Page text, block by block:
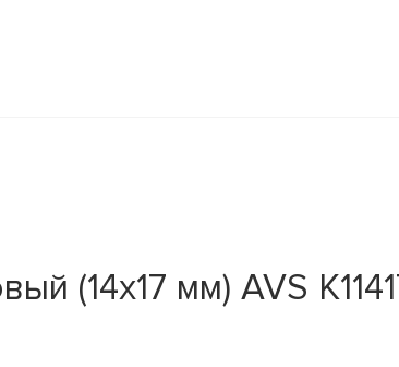
(14х17 мм) AVS